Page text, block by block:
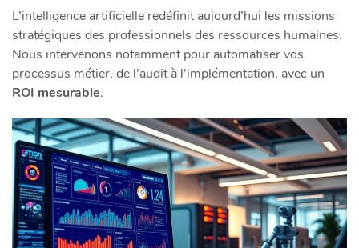
L’intelligence artificielle redéfinit aujourd’hui les missions
stratégiques des professionnels des ressources humaines.
Nous intervenons notamment pour automatiser vos
processus métier, de l’audit à l’implémentation, avec un
ROI mesurable.